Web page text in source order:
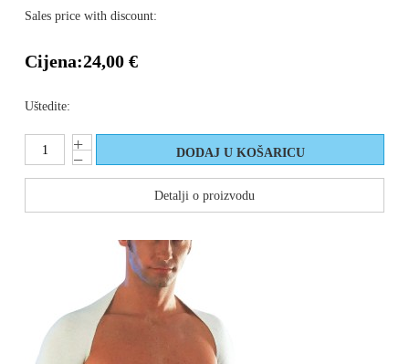
Sales price with discount:
Cijena:24,00 €
Uštedite:
Detalji o proizvodu